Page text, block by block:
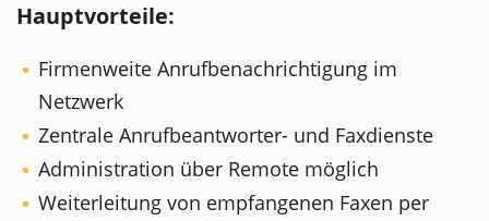
Hauptvorteile:
Firmenweite Anrufbenachrichtigung im
Netzwerk
Zentrale Anrufbeantworter- und Faxdienste
Administration über Remote möglich
Weiterleitung von empfangenen Faxen per